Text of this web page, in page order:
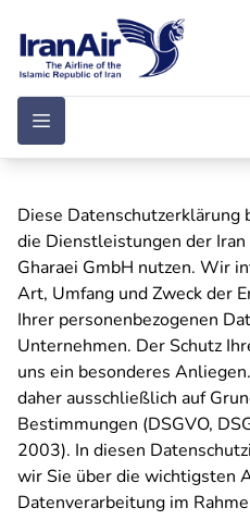
Diese
die Dienstleistungen der
Gharaei GmbH nutzen. Wir
Art, Umfang und Zweck der
Ihrer personenbezogenen
Unternehmen. Der Schutz
uns ein besonderes
daher ausschließlich auf
Bestimmungen (DSGVO,
2003). In diesen
wir Sie über die wichtigsten
Datenverarbeitung im